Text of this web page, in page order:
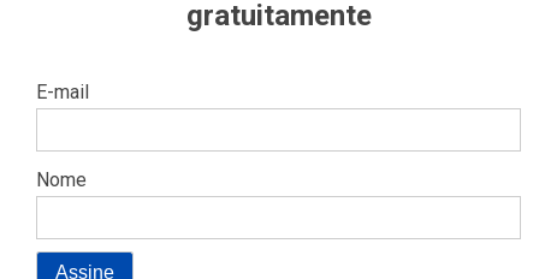
gratuitamente
E-mail
Nome